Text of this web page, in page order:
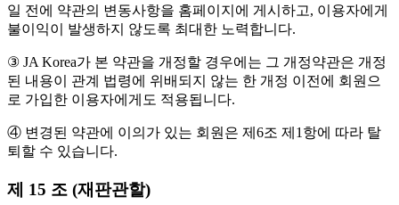
일 전에 약관의 변동사항을 홈페이지에 게시하고, 이용자에게
불이익이 발생하지 않도록 최대한 노력합니다.
③ JA Korea가 본 약관을 개정할 경우에는 그 개정약관은 개정
된 내용이 관계 법령에 위배되지 않는 한 개정 이전에 회원으
로 가입한 이용자에게도 적용됩니다.
④ 변경된 약관에 이의가 있는 회원은 제6조 제1항에 따라 탈
퇴할 수 있습니다.
제 15 조 (재판관할)